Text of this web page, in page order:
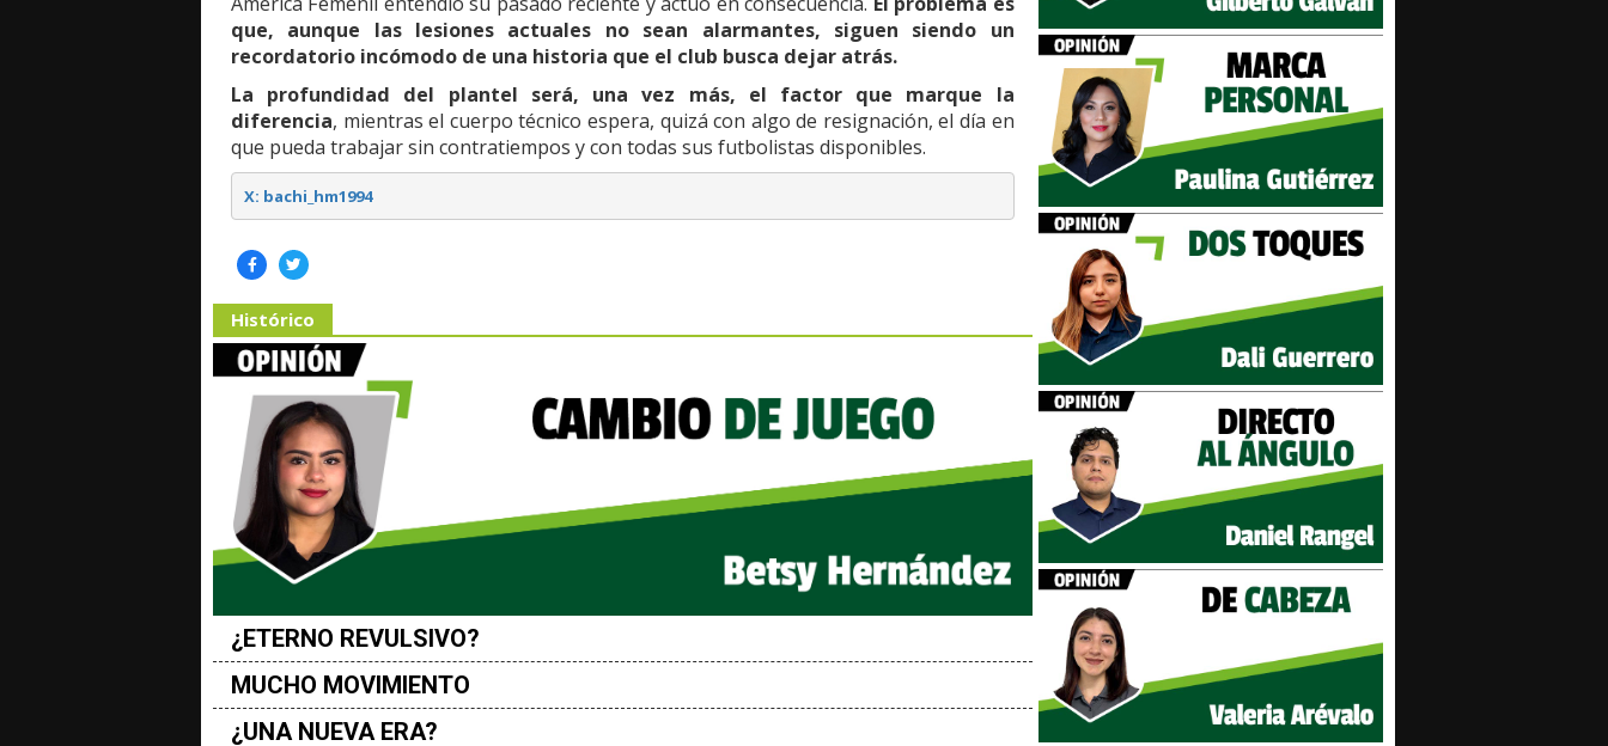
que, aunque las lesiones actuales no sean alarmantes, siguen siendo un
recordatorio incómodo de una historia que el club busca dejar atrás.
La profundidad del plantel será, una vez más, el factor que marque la
diferencia, mientras el cuerpo técnico espera, quizá con algo de resignación, el día en
que pueda trabajar sin contratiempos y con todas sus futbolistas disponibles.
X: bachi_hm1994
Histórico
¿ETERNO REVULSIVO?
MUCHO MOVIMIENTO
¿UNA NUEVA ERA?